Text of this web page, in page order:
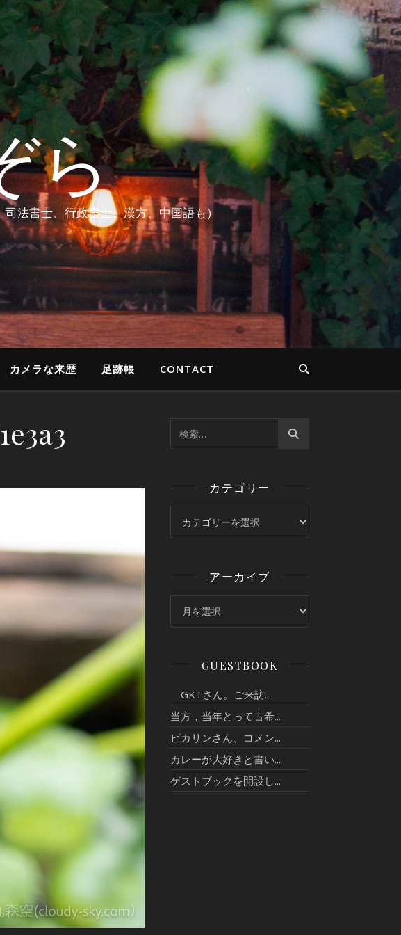
ら
法書士、行政書士、漢方、中国語も）
カメラな来歴 足跡帳 CONTACT
カテゴリー
アーカイブ
GUESTBOOK
GKTさん。ご来訪...
当方，当年とって古希...
ピカリンさん、コメン...
カレーが大好きと書い...
ゲストブックを開設し...